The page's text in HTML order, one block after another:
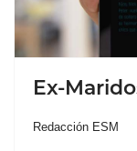
Ex-
Redacción ESM